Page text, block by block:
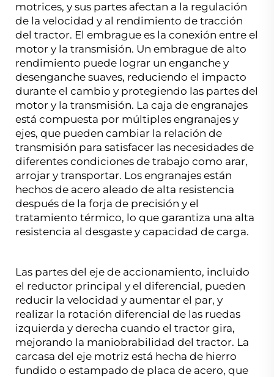
motrices, y sus partes afectan a la regulación
de la velocidad y al rendimiento de tracción
del tractor. El embrague es la conexión entre el
motor y la transmisión. Un embrague de alto
rendimiento puede lograr un enganche y
desenganche suaves, reduciendo el impacto
durante el cambio y protegiendo las partes del
motor y la transmisión. La caja de engranajes
está compuesta por múltiples engranajes y
ejes, que pueden cambiar la relación de
transmisión para satisfacer las necesidades de
diferentes condiciones de trabajo como arar,
arrojar y transportar. Los engranajes están
hechos de acero aleado de alta resistencia
después de la forja de precisión y el
tratamiento térmico, lo que garantiza una alta
resistencia al desgaste y capacidad de carga.
Las partes del eje de accionamiento, incluido
el reductor principal y el diferencial, pueden
reducir la velocidad y aumentar el par, y
realizar la rotación diferencial de las ruedas
izquierda y derecha cuando el tractor gira,
mejorando la maniobrabilidad del tractor. La
carcasa del eje motriz está hecha de hierro
fundido o estampado de placa de acero, que